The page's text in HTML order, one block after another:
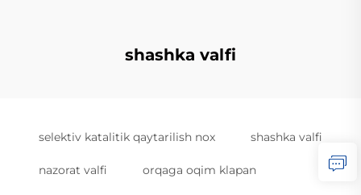
shashka valfi
selektiv katalitik qaytarilish nox shashka valfi
nazorat valfi orqaga oqim klapan